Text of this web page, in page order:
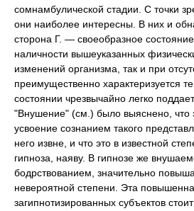
сомнамбулической стадии. С точки
они наиболее интересны. В них и
сторона Г. — своеобразное
наличности вышеуказанных
изменений организма, так и при
преимущественно характеризуется
состоянии чрезвычайно легко
"Внушение" (см.) было выяснено, что
усвоение сознанием такого
него извне, и что это в известной
гипноза, наяву. В гипнозе же
бодрствованием, значительно
невероятной степени. Эта
загипнотизированных субъектов